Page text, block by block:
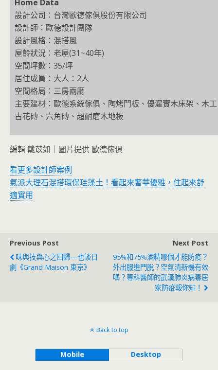
Home Data
設計公司：台灣歐德傢俱股份有限公司
設計師：歐德設計團隊
設計風格：混搭風
屋齡狀況：老屋(31~40年)
空間坪數：35/坪
居住成員：大人：2人
空間格局：三房兩廳
主要建材：歐德系統傢俱、陶烤門板、優渥實木床架、木
古花磚、六角磚、超耐磨木地板
編輯 戴苡如｜圖片提供 歐德傢俱
看更多設計師案例
氣派大理石混搭環保珪藻土！看起來奢華優雅，住起來舒
適實用
Previous Post
味與技與心之回歸—也談日
劇《Grand Maison 東京》
Next Post
95%和75%酒精哪個才能防疫？
外出服進門脫？空氣清新機有效
嗎？專科醫師的武漢肺炎病毒居
家防疫報你知！
Back to top
Mobile Desktop